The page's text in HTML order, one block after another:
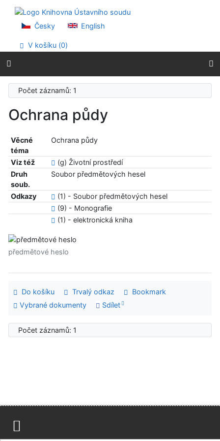
Přejít na menu
Prohlášení o webové přístupnosti
Česky English
V košíku (0)
Počet záznamů: 1
Ochrana půdy
Věcné
téma
Ochrana půdy
Viz též
(g) Životní prostředí
Druh
soub.
Soubor předmětových hesel
Odkazy
(1) - Soubor předmětových hesel
(9) - Monografie
(1) - elektronická kniha
předmětové heslo
Do košíku Trvalý odkaz
Bookmark
Vybrané dokumenty
Sdílet
Počet záznamů: 1